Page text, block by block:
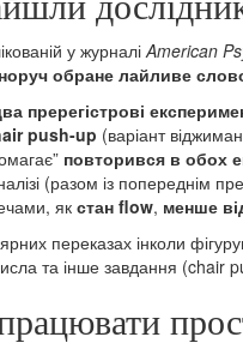
у журналіAmerican
обране лайливе
пререгістрові
push-up (варіант
повторився в обох
(разом із попереднім
як стан flow, менше
переказах інколи
та інше завдання (chair